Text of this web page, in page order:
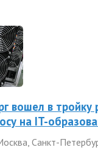
вошел в тройку
на IT-
Санкт-